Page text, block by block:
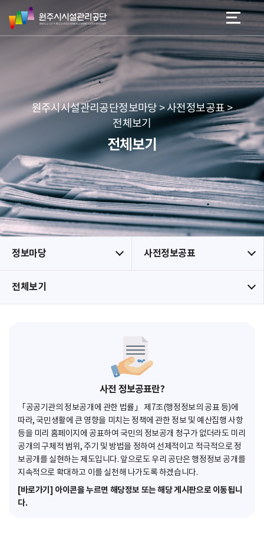
네
본문 바로가기
메뉴 바로가기
원
주
시
리
공
단
원주시시설관리공단정보마당 > 사전정보공표 >
전체보기
전체보기
정보마당 사전정보공표
전체보기
사전 정보공표란?
「공공기관의 정보공개에 관한 법률」 제7조(행정정보의 공표 등)에
따라, 국민생활에 큰 영향을 미치는 정책에 관한 정보 및 예산집행 사항
등을 미리 홈페이지에 공표하여 국민의 정보공개 청구가 없더라도 미리
공개의 구체적 범위, 주기 및 방법을 정하여 선제적이고 적극적으로 정
보공개를 실현하는 제도입니다. 앞으로도 우리 공단은 행정정보 공개를
지속적으로 확대하고 이를 실천해 나가도록 하겠습니다.
[바로가기] 아이콘을 누르면 해당정보 또는 해당 게시판으로 이동됩니
다.